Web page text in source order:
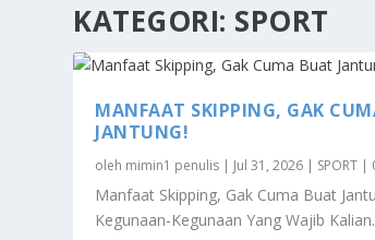
KATEGORI: SPORT
MANFAAT SKIPPING, GAK
JANTUNG!
oleh mimin1 penulis | Jul 31, 2026 | SPORT |
Manfaat Skipping, Gak Cuma Buat
Kegunaan-Kegunaan Yang Wajib